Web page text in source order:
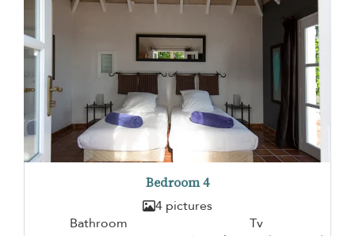
Bedroom 4
4 pictures
Bathroom
Tv